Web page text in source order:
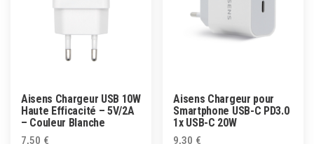
Aisens Chargeur USB 10W
Haute Efficacité – 5V/2A
– Couleur Blanche
7,50 €
Aisens Chargeur pour
Smartphone USB-C PD3.0
1x USB-C 20W
9,30 €